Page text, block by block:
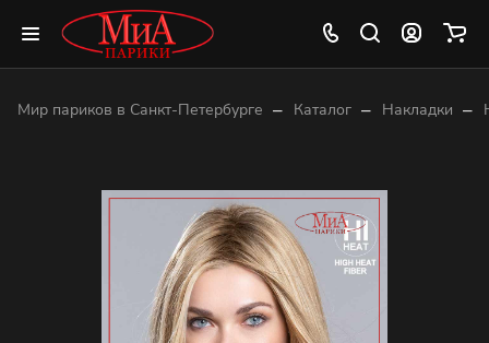
Мир париков в Санкт-Петербурге – Каталог – Накладки –